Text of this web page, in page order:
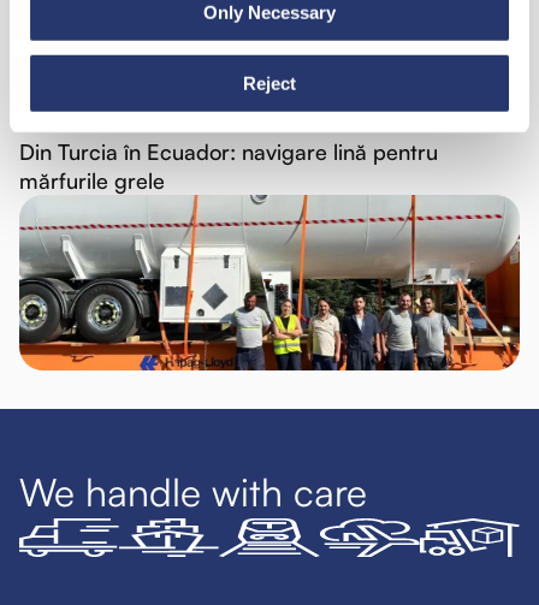
Only Necessary
Reject
Știri
Din Turcia în Ecuador: navigare lină pentru
mărfurile grele
We handle with care